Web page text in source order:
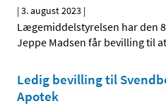
|3. august 2023 |
Lægemiddelstyrelsen har den
Jeppe Madsen får bevilling til
Ledig bevilling til
Apotek